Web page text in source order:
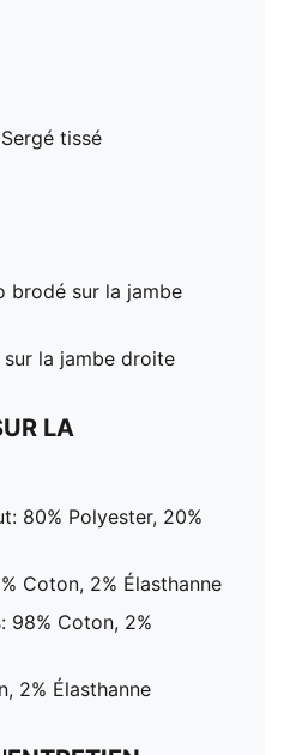
tissé
brodé sur la jambe
la jambe droite
LA
80% Polyester, 20%
Coton, 2% Élasthanne
98% Coton, 2%
2% Élasthanne